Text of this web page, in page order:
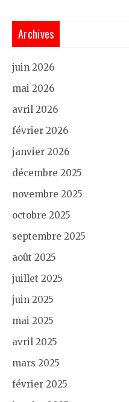
Archives
juin 2026
mai 2026
avril 2026
février 2026
janvier 2026
décembre 2025
novembre 2025
octobre 2025
septembre 2025
août 2025
juillet 2025
juin 2025
mai 2025
avril 2025
mars 2025
février 2025